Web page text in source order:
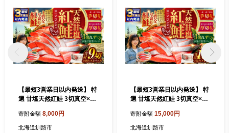
【最短3営業日以内発送】 特
選 甘塩天然紅鮭 3切真空×3
切り身 切身 北海道 鮭 サケ
さけ しゃけ 紅鮭 甘塩 天然
寄附金額 8,000円
北海道釧路市
【最短3営業日以内発送】 特
選 甘塩天然紅鮭 3切真空×6
切り身 切身 北海道 鮭 サケ
さけ しゃけ 紅鮭 甘塩 天然
寄附金額 15,000円
北海道釧路市